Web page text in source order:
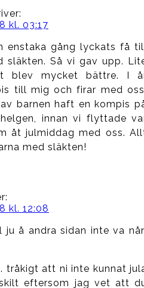
kl. 03:17
enstaka gång lyckats få
släkten. Så vi gav upp.
blev mycket bättre. I
till mig och firar med
barnen haft en kompis
innan vi flyttade
åt julmiddag med oss.
med släkten!
kl. 12:08
ju å andra sidan inte va
tråkigt att ni inte kunnat
eftersom jag vet att